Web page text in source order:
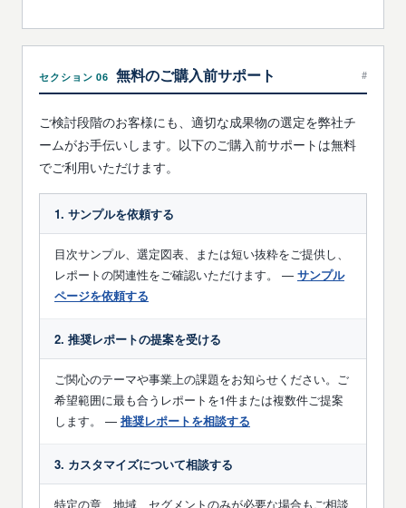
セクション 06 無料のご購入前サポート #
ご検討段階のお客様にも、適切な成果物の選定を弊社チ
ームがお手伝いします。以下のご購入前サポートは無料
でご利用いただけます。
1. サンプルを依頼する
目次サンプル、選定図表、または短い抜粋をご提供し、
レポートの関連性をご確認いただけます。 — サンプル
ページを依頼する
2. 推奨レポートの提案を受ける
ご関心のテーマや事業上の課題をお知らせください。ご
希望範囲に最も合うレポートを1件または複数件ご提案
します。 — 推奨レポートを相談する
3. カスタマイズについて相談する
特定の章、地域、セグメントのみが必要な場合もご相談